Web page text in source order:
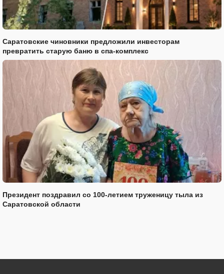
Саратовские чиновники предложили инвесторам
превратить старую баню в спа-комплекс
Президент поздравил со 100-летием труженицу тыла из
Саратовской области